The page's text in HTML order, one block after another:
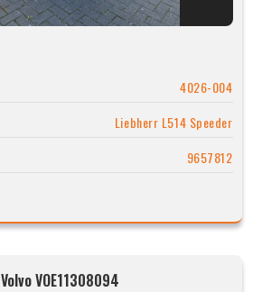
4026-004
Liebherr L514 Speeder
9657812
Volvo VOE11308094